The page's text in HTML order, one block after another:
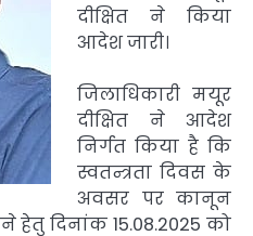
दीक्षित ने किया
आदेश जारी।
जिलाधिकारी मयूर
दीक्षित ने आदेश
निर्गत किया है कि
स्वतन्त्रता दिवस के
अवसर पर कानून
हेतु दिनांक 15.08.2025 को